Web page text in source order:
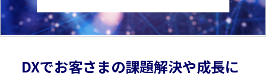
DXでお客さまの課題解決や成長に